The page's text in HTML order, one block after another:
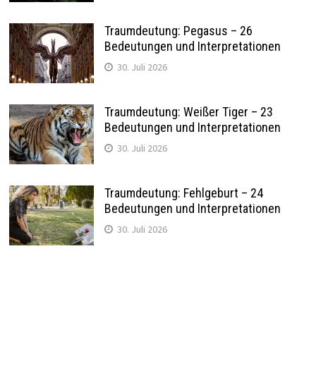
Traumdeutung: Pegasus – 26
Bedeutungen und Interpretationen
30. Juli 2026
Traumdeutung: Weißer Tiger – 23
Bedeutungen und Interpretationen
30. Juli 2026
Traumdeutung: Fehlgeburt – 24
Bedeutungen und Interpretationen
30. Juli 2026